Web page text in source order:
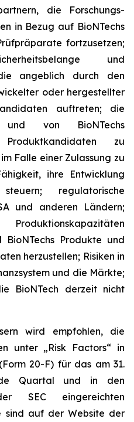
die Forschungs-
in Bezug auf BioNTechs
fortzusetzen;
und
angeblich durch den
oder hergestellter
auftreten; die
und von BioNTechs
Produktkandidaten zu
Falle einer Zulassung zu
ihre Entwicklung
regulatorische
und anderen Ländern;
Produkte und
herzustellen; Risiken in
und die Märkte;
BioNTech derzeit nicht
wird empfohlen, die
unter „Risk Factors“ in
20-F) für das am 31.
Quartal und in den
SEC eingereichten
sind auf der Website der